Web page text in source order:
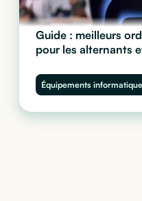
Guide : meilleurs
pour les alternants
Quel ordinateur choisir pour
Performance, sécurité et
pour équiper vos juniors sans
Équipements